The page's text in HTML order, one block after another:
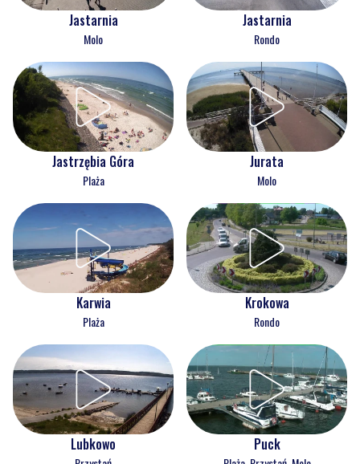
Jastarnia
Molo
Jastarnia
Rondo
Jastrzębia Góra
Plaża
Jurata
Molo
Karwia
Plaża
Krokowa
Rondo
Lubkowo Puck